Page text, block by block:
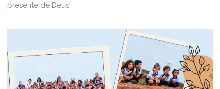
presente de Deus!